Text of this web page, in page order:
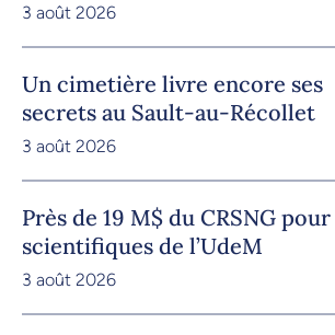
3 août 2026
Un cimetière livre encore ses
secrets au Sault-au-Récollet
3 août 2026
Près de 19 M$ du CRSNG pour
scientifiques de l’UdeM
3 août 2026